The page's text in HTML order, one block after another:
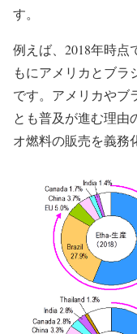
す。
例えば、2018年時点
もにアメリカとブラ
です。アメリカやブ
とも普及が進む理由
オ燃料の販売を義務